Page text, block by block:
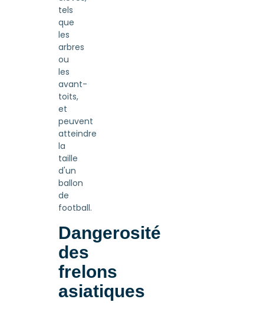
tels
que
les
arbres
ou
les
avant-
toits,
et
peuvent
atteindre
la
taille
d'un
ballon
de
football.
Dangerosité
des
frelons
asiatiques